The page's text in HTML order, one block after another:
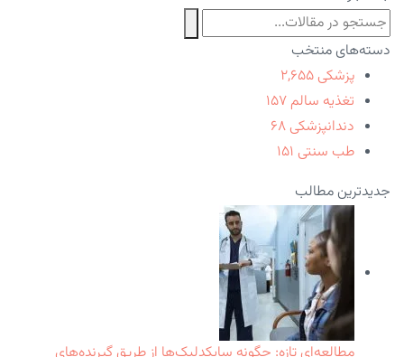
دسته‌های منتخب
پزشکی ۲,۶۵۵
تغذیه سالم ۱۵۷
دندانپزشکی ۶۸
طب سنتی ۱۵۱
جدیدترین مطالب